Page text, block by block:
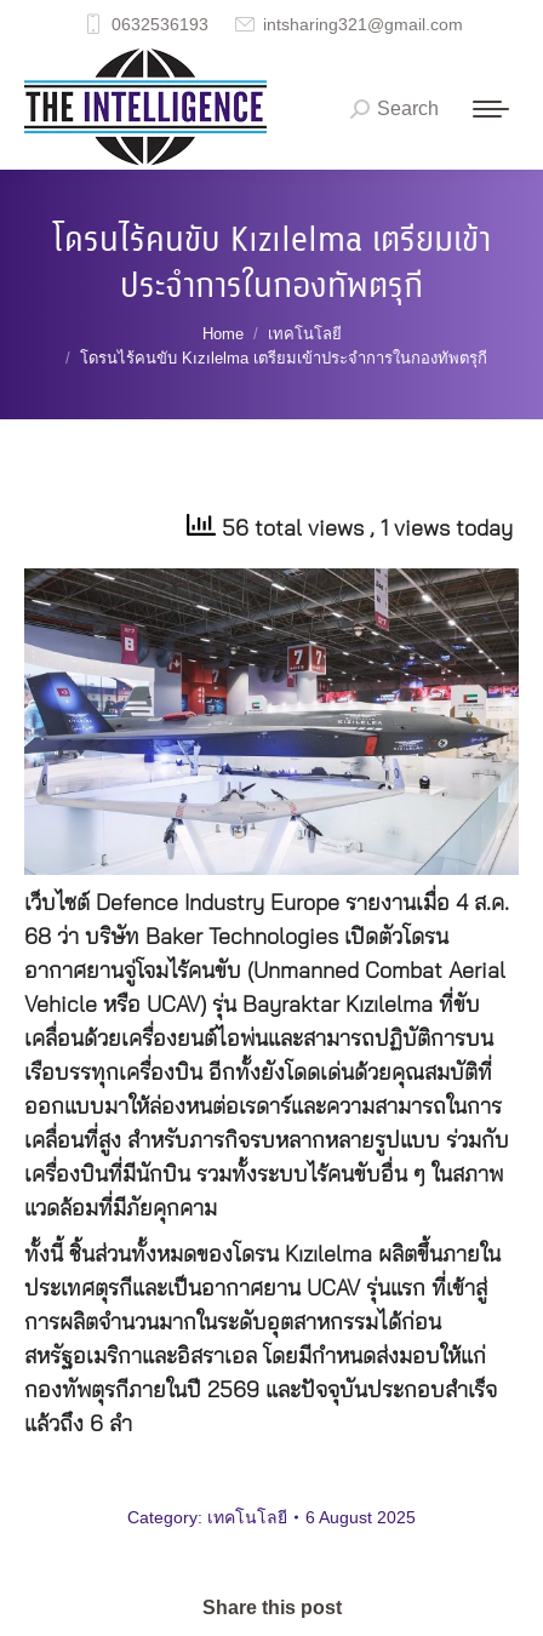
0632536193 intsharing321@gmail.com
Search:
Search
โดรนไร้คนขับ Kızılelma เตรียมเข้า
ประจำการในกองทัพตรุกี
Home
เทคโนโลยี
โดรนไร้คนขับ Kızılelma เตรียมเข้าประจำการในกองทัพตรุกี
56 total views , 1 views today
เว็บไซต์ Defence Industry Europe รายงานเมื่อ 4 ส.ค.
68 ว่า บริษัท Baker Technologies เปิดตัวโดรน
อากาศยานจู่โจมไร้คนขับ (Unmanned Combat Aerial
Vehicle หรือ UCAV) รุ่น Bayraktar Kızılelma ที่ขับ
เคลื่อนด้วยเครื่องยนต์ไอพ่นและสามารถปฏิบัติการบน
เรือบรรทุกเครื่องบิน อีกทั้งยังโดดเด่นด้วยคุณสมบัติที่
ออกแบบมาให้ล่องหนต่อเรดาร์และความสามารถในการ
เคลื่อนที่สูง สำหรับภารกิจรบหลากหลายรูปแบบ ร่วมกับ
เครื่องบินที่มีนักบิน รวมทั้งระบบไร้คนขับอื่น ๆ ในสภาพ
แวดล้อมที่มีภัยคุกคาม
ทั้งนี้ ชิ้นส่วนทั้งหมดของโดรน Kızılelma ผลิตขึ้นภายใน
ประเทศตุรกีและเป็นอากาศยาน UCAV รุ่นแรก ที่เข้าสู่
การผลิตจำนวนมากในระดับอุตสาหกรรมได้ก่อน
สหรัฐอเมริกาและอิสราเอล โดยมีกำหนดส่งมอบให้แก่
กองทัพตุรกีภายในปี 2569 และปัจจุบันประกอบสำเร็จ
แล้วถึง 6 ลำ
Category: เทคโนโลยี 6 August 2025
Share this post